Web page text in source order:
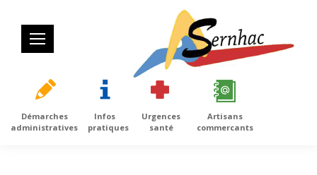
Démarches
administratives
Infos
pratiques
Urgences
santé
Artisans
commercants